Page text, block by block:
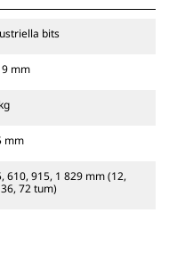
bits
mm
mm
610, 915, 1 829 mm (12,
72 tum)